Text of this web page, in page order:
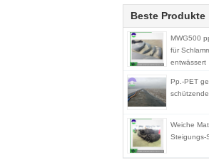
Beste Produkte
MWG500
für
entwässert
Pp.-PET
Weiche
Steigungs-